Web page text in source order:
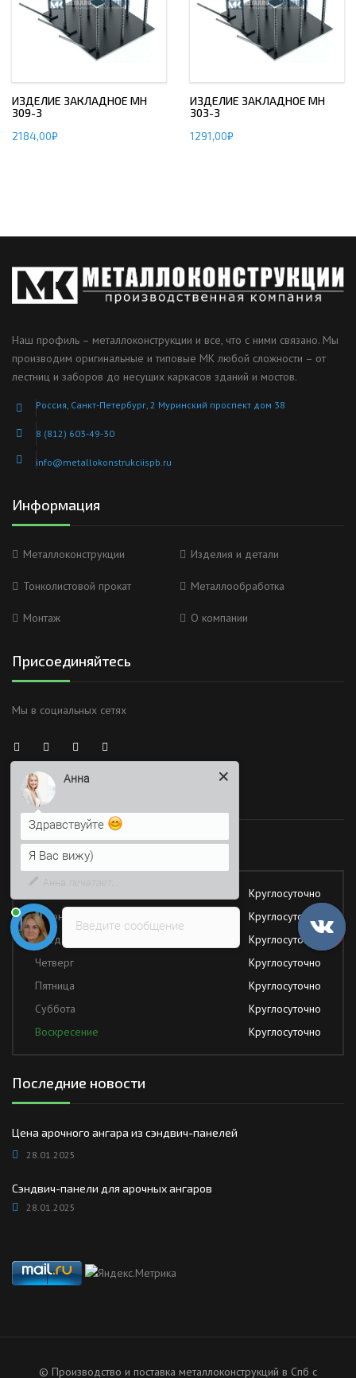
ИЗДЕЛИЕ ЗАКЛАДНОЕ МН
309-3
2184,00₽
ИЗДЕЛИЕ ЗАКЛАДНОЕ МН
303-3
1291,00₽
Наш профиль – металлоконструкции и все, что с ними связано. Мы
производим оригинальные и типовые МК любой сложности – от
лестниц и заборов до несущих каркасов зданий и мостов.
Россия, Санкт-Петербург, 2 Муринский проспект дом 38
8 (812) 603-49-30
info@metallokonstrukciispb.ru
Информация
Металлоконструкции Изделия и детали
Тонколистовой прокат Металлообработка
Монтаж О компании
Присоединяйтесь
Мы в социальных сетях
Время работы
Работаем без обеда и выходных
Круглосуточно
Вторник
Круглосуточно
Среда
Круглосуточно
Четверг
Круглосуточно
Пятница
Круглосуточно
Суббота
Круглосуточно
Воскресение
Круглосуточно
Последние новости
Цена арочного ангара из сэндвич-панелей
28.01.2025
Сэндвич-панели для арочных ангаров
28.01.2025
© Производство и поставка металлоконструкций в Спб с
Введите сообщение
Здравствуйте
Я Вас вижу)
Напишите сюда свой вопрос.
Возможно, его решение будет
быстрее